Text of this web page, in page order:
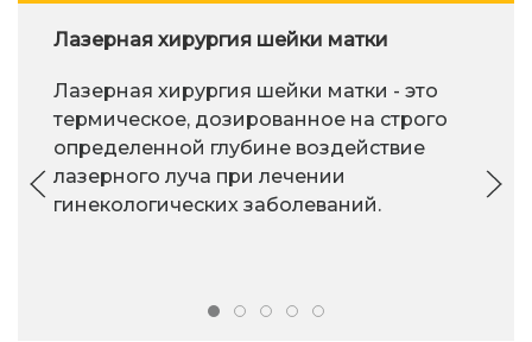
Лазерная хирургия шейки матки
Лазерная хирургия шейки матки - это
термическое, дозированное на строго
определенной глубине воздействие
лазерного луча при лечении
гинекологических заболеваний.